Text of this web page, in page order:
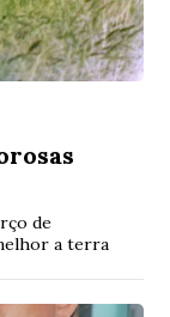
de
a terra